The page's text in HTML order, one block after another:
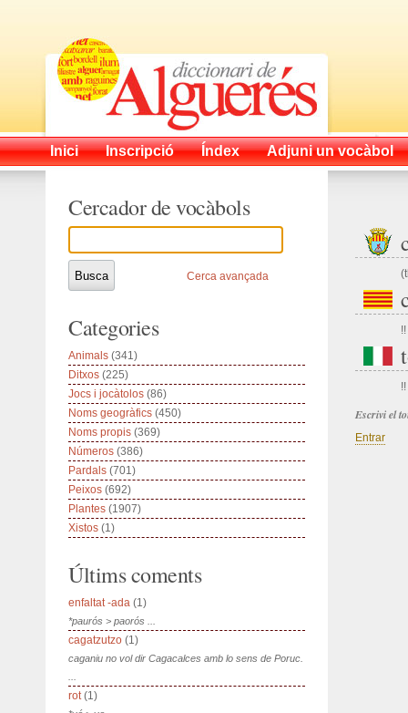
Inici Inscripció Índex Adjuni un vocàbol
!!
!!
Escrivi el
Entrar
Cercador de vocàbols
Cerca avançada
Categories
Animals (341)
Ditxos (225)
Jocs i jocàtolos (86)
Noms geogràfics (450)
Noms propis (369)
Números (386)
Pardals (701)
Peixos (692)
Plantes (1907)
Xistos (1)
Últims coments
enfaltat -ada (1)
*paurós > paorós ...
cagatzutzo (1)
caganiu no vol dir Cagacalces amb lo sens de Poruc.
rot(1)